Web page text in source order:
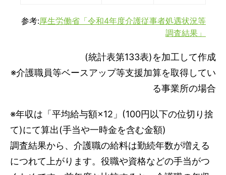
参考:厚生労働省「令和4年度介護従事者処遇状況等
調査結果」
(統計表第133表)を加工して作成
※介護職員等ベースアップ等支援加算を取得してい
る事業所の場合
※年収は「平均給与額×12」(100円以下の位切り捨
て)にて算出(手当や一時金を含む金額)
調査結果から、介護職の給料は勤続年数が増える
につれて上がります。役職や資格などの手当がつ